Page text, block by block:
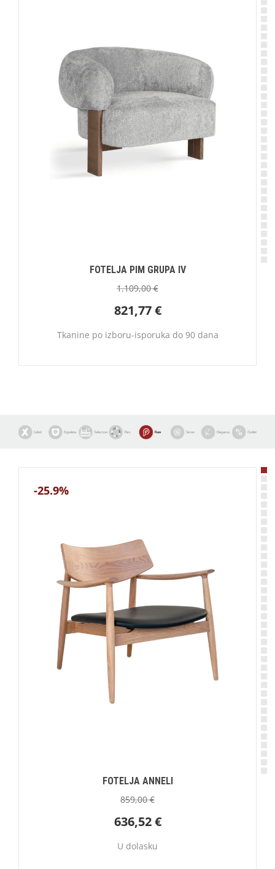
FOTELJA PIM GRUPA IV
1.109,00€
821,77€
Tkanine po izboru-isporuka do 90 dana
-25.9%
FOTELJA ANNELI
859,00€
636,52€
U dolasku